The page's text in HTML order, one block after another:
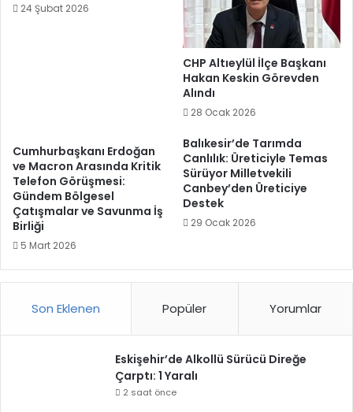
24 Şubat 2026
CHP Altıeylül İlçe Başkanı
Hakan Keskin Görevden
Alındı
28 Ocak 2026
Cumhurbaşkanı Erdoğan
ve Macron Arasında Kritik
Telefon Görüşmesi:
Gündem Bölgesel
Çatışmalar ve Savunma İş
Birliği
5 Mart 2026
Balıkesir’de Tarımda
Canlılık: Üreticiyle Temas
Sürüyor Milletvekili
Canbey’den Üreticiye
Destek
29 Ocak 2026
Son Eklenen Popüler Yorumlar
Eskişehir’de Alkollü Sürücü Direğe
Çarptı: 1 Yaralı
2 saat önce